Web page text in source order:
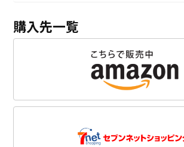
購入先一覧